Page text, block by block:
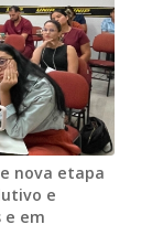
nova etapa
e
e em